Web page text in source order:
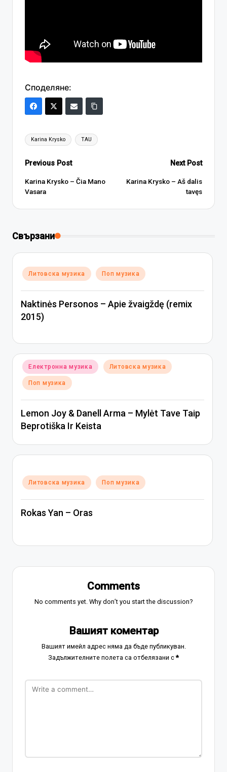
Споделяне:
Tags:
Karina Krysko TAU
Post
navigation
Previous Post
Karina Krysko – Čia Mano
Vasara
Next Post
Karina Krysko – Aš dalis
tavęs
Свързани
Posted
in
Литовска музика Поп музика
Naktinės Personos – Apie žvaigždę (remix
2015)
Posted
in
Електронна музика Литовска музика
Поп музика
Lemon Joy & Danell Arma – Mylėt Tave Taip
Beprotiška Ir Keista
Posted
in
Литовска музика Поп музика
Rokas Yan – Oras
Comments
No comments yet. Why don’t you start the discussion?
Вашият коментар
Вашият имейл адрес няма да бъде публикуван.
Задължителните полета са отбелязани с*